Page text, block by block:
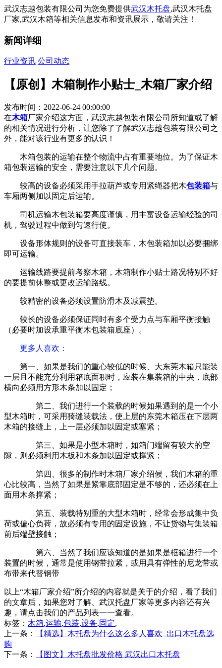
武汉志越包装有限公司为您免费提供武汉木托盘,武汉木托盘
厂家,武汉木箱等相关信息发布和资讯展示，敬请关注！
新闻详细
行业资讯 公司动态
【原创】木箱制作小贴士_木箱厂家介绍
发布时间：2022-06-24 00:00:00
在木箱厂家介绍这方面，武汉志越包装有限公司所知道或了解
的相关情况进行分析，让您除了了解武汉志越包装有限公司之
外，能对该行业有更多的认识！
木箱包装的运输在整个物流中占有重要地位。为了保证木
箱包装运输的安全，需要注意以下几个问题。
较高的设备必须采用手拉葫芦或专用紧绳器把木包装箱与
车厢两侧加以固定后运输。
司机运输木包装箱要高度谨慎，用丰富设备运输经验的司
机，驾驶过程中做到匀速行使。
设备形体规则的设备可直接装车，木包装箱加以必要捆绑
即可运输。
运输线路要提前考察木箱，木箱制作小贴士路况特别不好
的要提前休整或更改运输路线。
较精密的设备必须设置防滑木及减震垫。
较长的设备必须保证同时有多个受力点与车厢平衡接触
（必要时加设承重平衡木包装箱底座）。
更多人喜欢：
第一、如果是我们的重心较低的时候、大东莞木箱只能装
一层且不能充分利用箱底面积时，应装在集装箱的中央，底部
横向必须用方形木条加以固定；
第二、我们进行一个装载的时候如果遇到的是一个小
型木箱时，可采用骑缝装载法，使上层的东莞木箱压在下层两
木箱的接缝上，上一层必须加以固定或塞紧；
第三、如果是小型木箱时，如箱门端留有较大的空
隙，则必须利用木板和木条加以固定或撑紧；
第四、很多的制作时木箱厂家介绍候，我们木箱的重
心比较高，当然了如果是紧靠底部固定是不够的，还必须在上
面用木条撑紧；
第五、装载特别重的大型木箱时，经常会形成集中负
荷或偏心负荷，故必须有专用的固定设施，不让货物与集装箱
前后端壁接触；
第六、当然了我们应该知道的是如果是框箱进行一个
装置的时候，通常是使用钢带拉紧，或用具有弹性的尼龙带或
布带来代替钢带
以上“木箱厂家介绍”所介绍的内容就是关于的介绍，看了我们
的文章后，如果您对了解、武汉托盘厂家等更多内容还有兴
趣，请点击我们的产品列表一一查看。
标签： 木箱,运输,包装,设备,固定,
上一条：
【精选】木托盘为什么这么多人喜欢_出口木托盘选
购
下一条：
【图文】木托盘批发价格 武汉出口木托盘